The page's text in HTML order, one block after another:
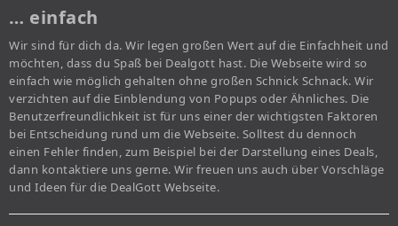
… einfach
Wir sind für dich da. Wir legen großen Wert auf die Einfachheit und
möchten, dass du Spaß bei Dealgott hast. Die Webseite wird so
einfach wie möglich gehalten ohne großen Schnick Schnack. Wir
verzichten auf die Einblendung von Popups oder Ähnliches. Die
Benutzerfreundlichkeit ist für uns einer der wichtigsten Faktoren
bei Entscheidung rund um die Webseite. Solltest du dennoch
einen Fehler finden, zum Beispiel bei der Darstellung eines Deals,
dann kontaktiere uns gerne. Wir freuen uns auch über Vorschläge
und Ideen für die DealGott Webseite.